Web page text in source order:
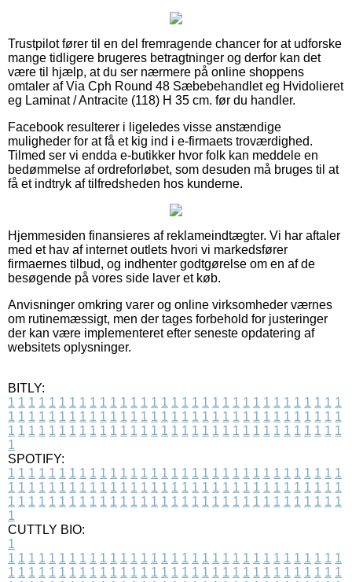
Trustpilot fører til en del fremragende chancer for at udforske
mange tidligere brugeres betragtninger og derfor kan det
være til hjælp, at du ser nærmere på online shoppens
omtaler af Via Cph Round 48 Sæbebehandlet eg Hvidolieret
eg Laminat / Antracite (118) H 35 cm. før du handler.
Facebook resulterer i ligeledes visse anstændige
muligheder for at få et kig ind i e-firmaets troværdighed.
Tilmed ser vi endda e-butikker hvor folk kan meddele en
bedømmelse af ordreforløbet, som desuden må bruges til at
få et indtryk af tilfredsheden hos kunderne.
Hjemmesiden finansieres af reklameindtægter. Vi har aftaler
med et hav af internet outlets hvori vi markedsfører
firmaernes tilbud, og indhenter godtgørelse om en af de
besøgende på vores side laver et køb.
Anvisninger omkring varer og online virksomheder værnes
om rutinemæssigt, men der tages forbehold for justeringer
der kan være implementeret efter seneste opdatering af
websitets oplysninger.
BITLY:
1 1 1 1 1 1 1 1 1 1 1 1 1 1 1 1 1 1 1 1 1 1 1 1 1 1 1 1 1 1 1 1 1
1 1 1 1 1 1 1 1 1 1 1 1 1 1 1 1 1 1 1 1 1 1 1 1 1 1 1 1 1 1 1 1 1
1 1 1 1 1 1 1 1 1 1 1 1 1 1 1 1 1 1 1 1 1 1 1 1 1 1 1 1 1 1 1 1 1
1
SPOTIFY:
1 1 1 1 1 1 1 1 1 1 1 1 1 1 1 1 1 1 1 1 1 1 1 1 1 1 1 1 1 1 1 1 1
1 1 1 1 1 1 1 1 1 1 1 1 1 1 1 1 1 1 1 1 1 1 1 1 1 1 1 1 1 1 1 1 1
1 1 1 1 1 1 1 1 1 1 1 1 1 1 1 1 1 1 1 1 1 1 1 1 1 1 1 1 1 1 1 1 1
1
CUTTLY BIO:
1
1 1 1 1 1 1 1 1 1 1 1 1 1 1 1 1 1 1 1 1 1 1 1 1 1 1 1 1 1 1 1 1 1
1 1 1 1 1 1 1 1 1 1 1 1 1 1 1 1 1 1 1 1 1 1 1 1 1 1 1 1 1 1 1 1 1